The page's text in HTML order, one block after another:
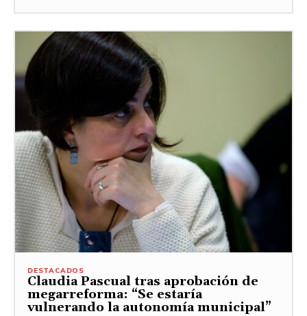
DESTACADOS
Claudia Pascual tras aprobación de
megarreforma: “Se estaría
vulnerando la autonomía municipal”